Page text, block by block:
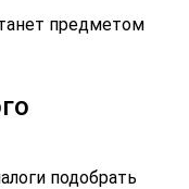
предметом
подобрать